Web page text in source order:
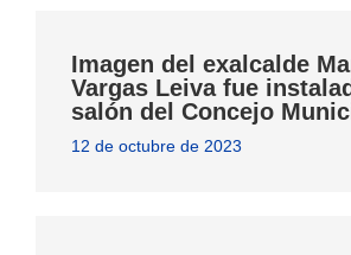
Imagen del exalcalde
Vargas Leiva fue
salón del Concejo
12 de octubre de 2023